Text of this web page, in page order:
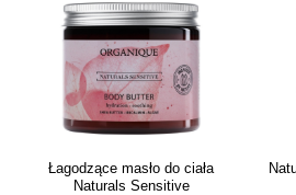
Łagodzące masło do ciała
Naturals Sensitive